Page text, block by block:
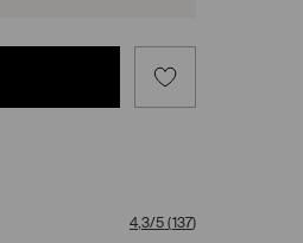
4,3/5(137)